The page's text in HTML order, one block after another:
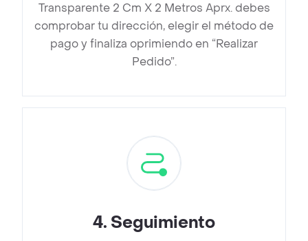
Transparente 2 Cm X 2 Metros Aprx. debes
comprobar tu dirección, elegir el método de
pago y finaliza oprimiendo en “Realizar
Pedido”.
4. Seguimiento